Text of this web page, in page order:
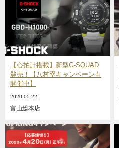
【心拍計搭載】新型G-SQUAD
発売！【八村塁キャンペーンも
開催中】
2020-05-22
富山総本店